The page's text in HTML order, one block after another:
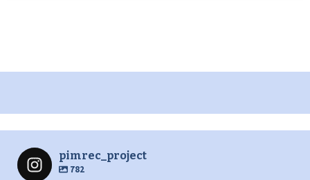
pimrec_project
782